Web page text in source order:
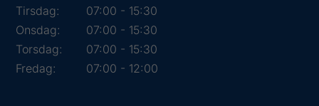
Tirsdag:
07:00 - 15:30
Onsdag:
07:00 - 15:30
Torsdag:
07:00 - 15:30
Fredag:
07:00 - 12:00